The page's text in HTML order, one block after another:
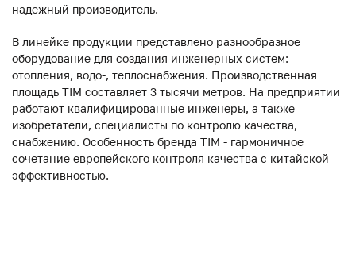
надежный производитель.
В линейке продукции представлено разнообразное
оборудование для создания инженерных систем:
отопления, водо-, теплоснабжения. Производственная
площадь TIM составляет 3 тысячи метров. На предприятии
работают квалифицированные инженеры, а также
изобретатели, специалисты по контролю качества,
снабжению. Особенность бренда TIM - гармоничное
сочетание европейского контроля качества с китайской
эффективностью.